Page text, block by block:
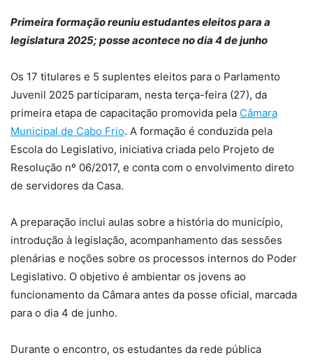
Primeira formação reuniu estudantes eleitos para a
legislatura 2025; posse acontece no dia 4 de junho
Os 17 titulares e 5 suplentes eleitos para o Parlamento
Juvenil 2025 participaram, nesta terça-feira (27), da
primeira etapa de capacitação promovida pela Câmara
Municipal de Cabo Frio. A formação é conduzida pela
Escola do Legislativo, iniciativa criada pelo Projeto de
Resolução nº 06/2017, e conta com o envolvimento direto
de servidores da Casa.
A preparação inclui aulas sobre a história do município,
introdução à legislação, acompanhamento das sessões
plenárias e noções sobre os processos internos do Poder
Legislativo. O objetivo é ambientar os jovens ao
funcionamento da Câmara antes da posse oficial, marcada
para o dia 4 de junho.
Durante o encontro, os estudantes da rede pública